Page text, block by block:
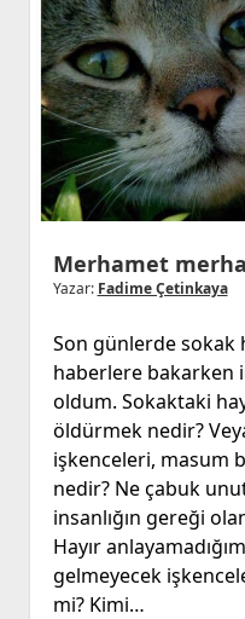
Merhamet
Yazar: Fadime Çetinkaya
Son günlerde sokak
haberlere bakarken
oldum. Sokaktaki
öldürmek nedir?
işkenceleri, masum
nedir? Ne çabuk
insanlığın gereği
Hayır
gelmeyecek
mi? Kimi…